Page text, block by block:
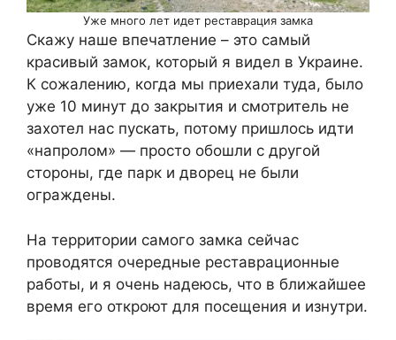
Уже много лет идет реставрация замка
Скажу наше впечатление – это самый
красивый замок, который я видел в Украине.
К сожалению, когда мы приехали туда, было
уже 10 минут до закрытия и смотритель не
захотел нас пускать, потому пришлось идти
«напролом» — просто обошли с другой
стороны, где парк и дворец не были
ограждены.
На территории самого замка сейчас
проводятся очередные реставрационные
работы, и я очень надеюсь, что в ближайшее
время его откроют для посещения и изнутри.